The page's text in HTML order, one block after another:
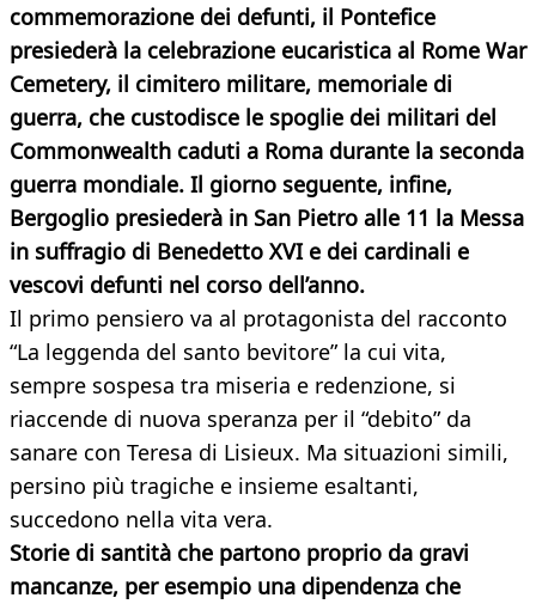
commemorazione dei defunti, il Pontefice
presiederà la celebrazione eucaristica al Rome War
Cemetery, il cimitero militare, memoriale di
guerra, che custodisce le spoglie dei militari del
Commonwealth caduti a Roma durante la seconda
guerra mondiale. Il giorno seguente, infine,
Bergoglio presiederà in San Pietro alle 11 la Messa
in suffragio di Benedetto XVI e dei cardinali e
vescovi defunti nel corso dell’anno.
Il primo pensiero va al protagonista del racconto
“La leggenda del santo bevitore” la cui vita,
sempre sospesa tra miseria e redenzione, si
riaccende di nuova speranza per il “debito” da
sanare con Teresa di Lisieux. Ma situazioni simili,
persino più tragiche e insieme esaltanti,
succedono nella vita vera.
Storie di santità che partono proprio da gravi
mancanze, per esempio una dipendenza che